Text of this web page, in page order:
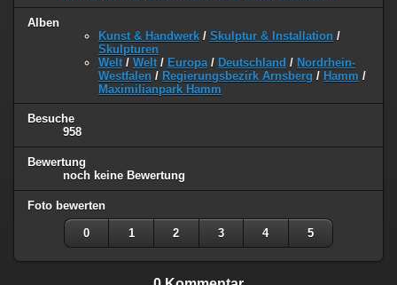
Alben
Kunst & Handwerk / Skulptur & Installation /
Skulpturen
Welt / Welt / Europa / Deutschland / Nordrhein-
Westfalen / Regierungsbezirk Arnsberg / Hamm /
Maximilianpark Hamm
Besuche
958
Bewertung
noch keine Bewertung
Foto bewerten
0 1 2 3 4 5